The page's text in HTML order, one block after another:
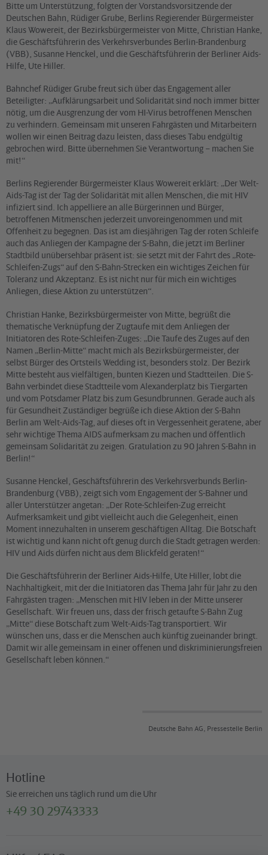
Bitte um Unterstützung, folgten der Vorstandsvorsitzende der
Deutschen Bahn, Rüdiger Grube, Berlins Regierender Bürgermeister
Klaus Wowereit, der Bezirksbürgermeister von Mitte, Christian Hanke,
die Geschäftsführerin des Verkehrsverbundes Berlin-Brandenburg
(VBB), Susanne Henckel, und die Geschäftsführerin der Berliner Aids-
Hilfe, Ute Hiller.
Bahnchef Rüdiger Grube freut sich über das Engagement aller
Beteiligter: „Aufklärungsarbeit und Solidarität sind noch immer bitter
nötig, um die Ausgrenzung der vom HI-Virus betroffenen Menschen
zu verhindern. Gemeinsam mit unseren Fahrgästen und Mitarbeitern
wollen wir einen Beitrag dazu leisten, dass dieses Tabu endgültig
gebrochen wird. Bitte übernehmen Sie Verantwortung – machen Sie
mit!“
Berlins Regierender Bürgermeister Klaus Wowereit erklärt: „Der Welt-
Aids-Tag ist der Tag der Solidarität mit allen Menschen, die mit HIV
infiziert sind. Ich appelliere an alle Bürgerinnen und Bürger,
betroffenen Mitmenschen jederzeit unvoreingenommen und mit
Offenheit zu begegnen. Das ist am diesjährigen Tag der roten Schleife
auch das Anliegen der Kampagne der S-Bahn, die jetzt im Berliner
Stadtbild unübersehbar präsent ist: sie setzt mit der Fahrt des „Rote-
Schleifen-Zugs“ auf den S-Bahn-Strecken ein wichtiges Zeichen für
Toleranz und Akzeptanz. Es ist nicht nur für mich ein wichtiges
Anliegen, diese Aktion zu unterstützen“.
Christian Hanke, Bezirksbürgermeister von Mitte, begrüßt die
thematische Verknüpfung der Zugtaufe mit dem Anliegen der
Initiatoren des Rote-Schleifen-Zuges: „Die Taufe des Zuges auf den
Namen „Berlin-Mitte“ macht mich als Bezirksbürgermeister, der
selbst Bürger des Ortsteils Wedding ist, besonders stolz. Der Bezirk
Mitte besteht aus vielfältigen, bunten Kiezen und Stadtteilen. Die S-
Bahn verbindet diese Stadtteile vom Alexanderplatz bis Tiergarten
und vom Potsdamer Platz bis zum Gesundbrunnen. Gerade auch als
für Gesundheit Zuständiger begrüße ich diese Aktion der S-Bahn
Berlin am Welt-Aids-Tag, auf dieses oft in Vergessenheit geratene, aber
sehr wichtige Thema AIDS aufmerksam zu machen und öffentlich
gemeinsam Solidarität zu zeigen. Gratulation zu 90 Jahren S-Bahn in
Berlin!“
Susanne Henckel, Geschäftsführerin des Verkehrsverbunds Berlin-
Brandenburg (VBB), zeigt sich vom Engagement der S-Bahner und
aller Unterstützer angetan: „Der Rote-Schleifen-Zug erreicht
Aufmerksamkeit und gibt vielleicht auch die Gelegenheit, einen
Moment innezuhalten in unserem geschäftigen Alltag. Die Botschaft
ist wichtig und kann nicht oft genug durch die Stadt getragen werden:
HIV und Aids dürfen nicht aus dem Blickfeld geraten!“
Die Geschäftsführerin der Berliner Aids-Hilfe, Ute Hiller, lobt die
Nachhaltigkeit, mit der die Initiatoren das Thema Jahr für Jahr zu den
Fahrgästen tragen: „Menschen mit HIV leben in der Mitte unserer
Gesellschaft. Wir freuen uns, dass der frisch getaufte S-Bahn Zug
„Mitte“ diese Botschaft zum Welt-Aids-Tag transportiert. Wir
wünschen uns, dass er die Menschen auch künftig zueinander bringt.
Damit wir alle gemeinsam in einer offenen und diskriminierungsfreien
Gesellschaft leben können.“
Deutsche Bahn AG, Pressestelle Berlin
Hotline
Sie erreichen uns täglich rund um die Uhr
+49 30 29743333